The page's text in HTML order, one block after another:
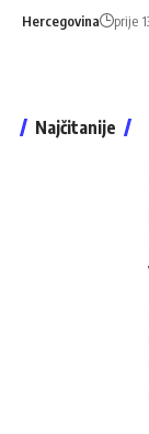
Hercegovina prije
Najčitanije